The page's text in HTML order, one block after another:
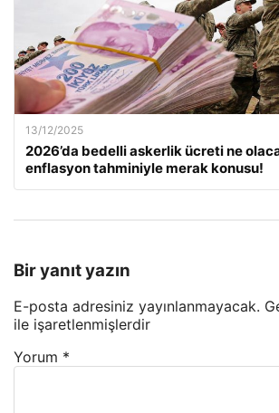
13/12/2025
2026’da bedelli askerlik ücreti ne
enflasyon tahminiyle merak konusu!
Bir yanıt yazın
E-posta adresiniz yayınlanmayacak.
ile işaretlenmişlerdir
Yorum *